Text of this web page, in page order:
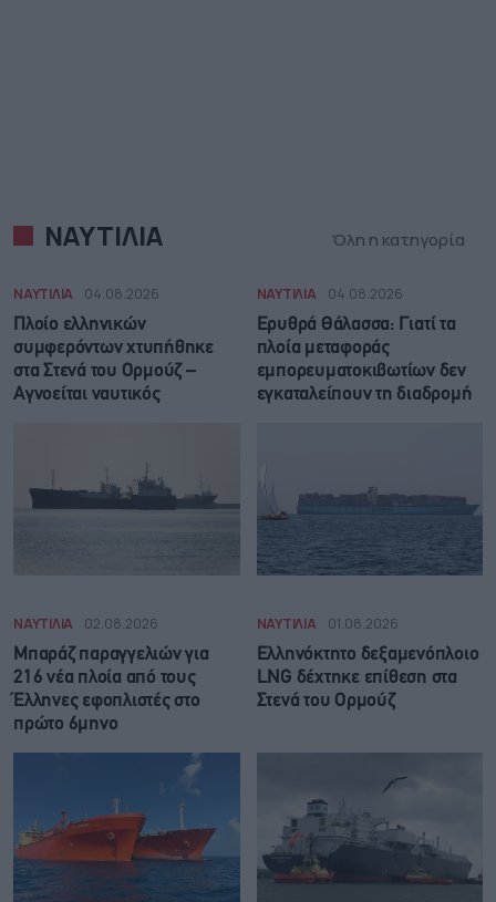
ΝΑΥΤΙΛΙΑ Όλη η κατηγορία
ΝΑΥΤΙΛΙΑ 04.08.2026
Πλοίο ελληνικών
συμφερόντων χτυπήθηκε
στα Στενά του Ορμούζ –
Αγνοείται ναυτικός
ΝΑΥΤΙΛΙΑ 04.08.2026
Ερυθρά Θάλασσα: Γιατί τα
πλοία μεταφοράς
εμπορευματοκιβωτίων δεν
εγκαταλείπουν τη διαδρομή
ΝΑΥΤΙΛΙΑ 02.08.2026
Μπαράζ παραγγελιών για
216 νέα πλοία από τους
Έλληνες εφοπλιστές στο
πρώτο 6μηνο
ΝΑΥΤΙΛΙΑ 01.08.2026
Ελληνόκτητο δεξαμενόπλοιο
LNG δέχτηκε επίθεση στα
Στενά του Ορμούζ